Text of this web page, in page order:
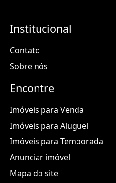
Institucional
Contato
Sobre nós
Encontre
Imóveis para Venda
Imóveis para Aluguel
Imóveis para Temporada
Anunciar imóvel
Mapa do site